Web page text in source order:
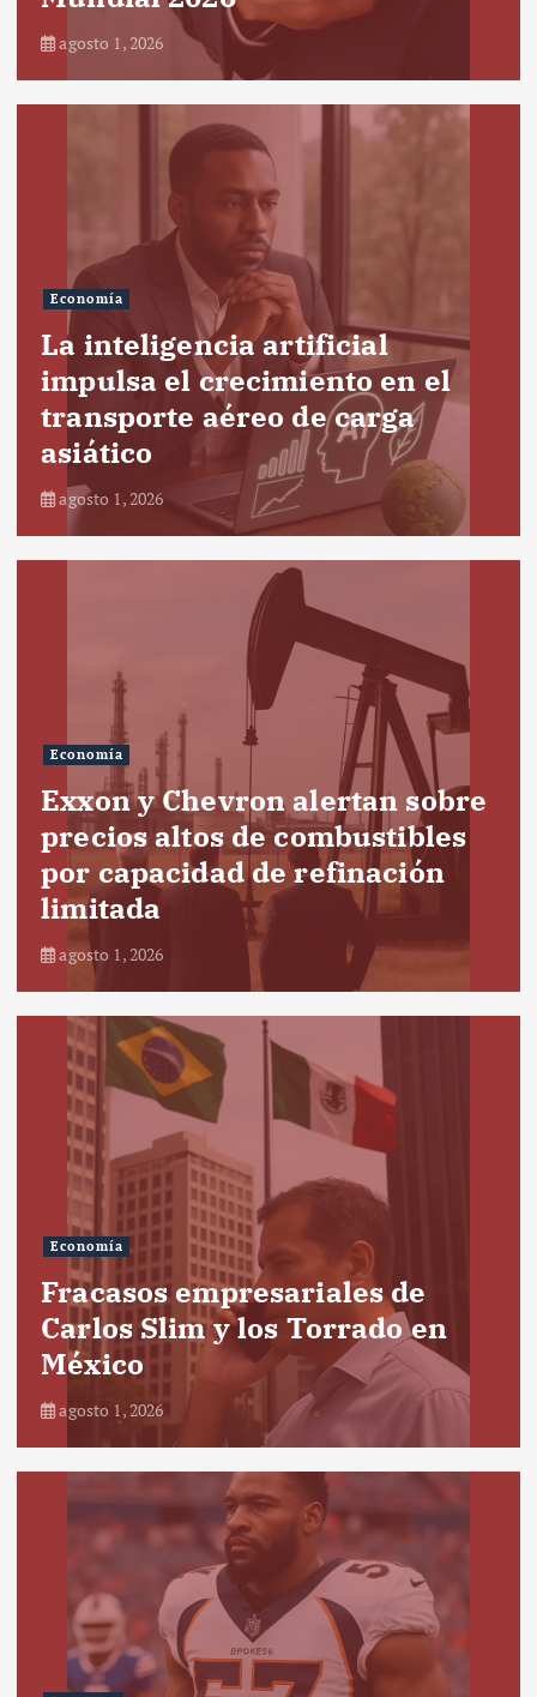
agosto 1, 2026
Economía
La inteligencia artificial
impulsa el crecimiento en el
transporte aéreo de carga
asiático
agosto 1, 2026
Economía
Exxon y Chevron alertan sobre
precios altos de combustibles
por capacidad de refinación
limitada
agosto 1, 2026
Economía
Fracasos empresariales de
Carlos Slim y los Torrado en
México
agosto 1, 2026